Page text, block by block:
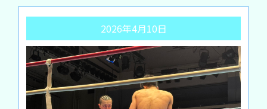
2026年4月10日